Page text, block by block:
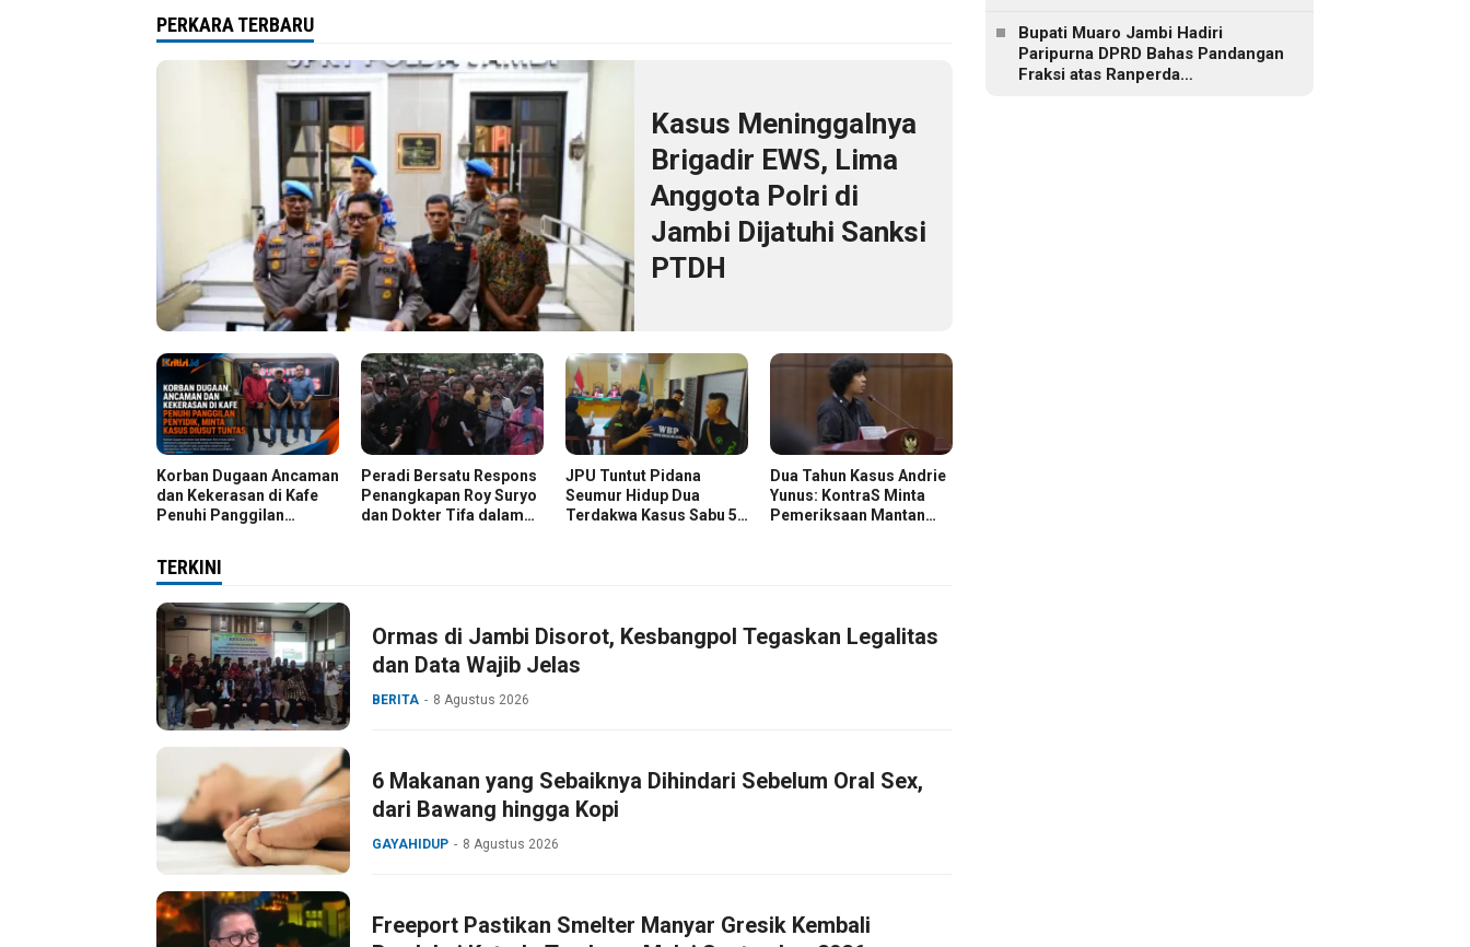
PERKARA TERBARU
Kasus Meninggalnya
Brigadir EWS, Lima
Anggota Polri di
Jambi Dijatuhi Sanksi
PTDH
Korban Dugaan Ancaman
dan Kekerasan di Kafe
Penuhi Panggilan
Peradi Bersatu Respons
Penangkapan Roy Suryo
dan Dokter Tifa dalam
JPU Tuntut Pidana
Seumur Hidup Dua
Terdakwa Kasus Sabu 58
Dua Tahun Kasus Andrie
Yunus: KontraS Minta
Pemeriksaan Mantan
TERKINI
Ormas di Jambi Disorot, Kesbangpol Tegaskan Legalitas
dan Data Wajib Jelas
BERITA 8 Agustus 2026
6 Makanan yang Sebaiknya Dihindari Sebelum Oral Sex,
dari Bawang hingga Kopi
GAYAHIDUP 8 Agustus 2026
Freeport Pastikan Smelter Manyar Gresik Kembali
Bupati Muaro Jambi Hadiri
Paripurna DPRD Bahas Pandangan
Fraksi atas Ranperda